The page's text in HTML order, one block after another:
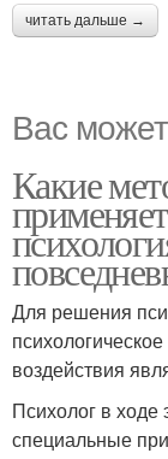
читать дальше →
Вас
Какие
Для решения
воздействия
Психолог в ходе
специальные